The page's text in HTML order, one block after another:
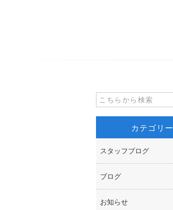
カテゴリー
スタッフブログ
ブログ
お知らせ